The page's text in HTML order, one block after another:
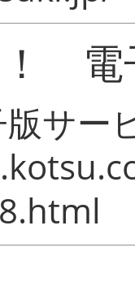
！ 電
サー